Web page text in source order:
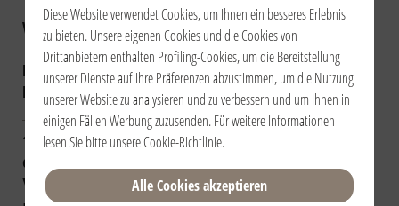
Veranstaltung:
Begegnungen mit Franziskus
Begegnungen mit Benedikt XVI
Begegnungen mit Johannes Paul II
11.10.2013 | Stato della Città
del Vaticano | Città del
Vaticano
Diese Website verwendet Cookies, um Ihnen ein besseres Erlebnis
zu bieten. Unsere eigenen Cookies und die Cookies von
Drittanbietern enthalten Profiling-Cookies, um die Bereitstellung
unserer Dienste auf Ihre Präferenzen abzustimmen, um die Nutzung
unserer Website zu analysieren und zu verbessern und um Ihnen in
einigen Fällen Werbung zuzusenden. Für weitere Informationen
lesen Sie bitte unsereCookie-Richtlinie.
Alle Cookies akzeptieren